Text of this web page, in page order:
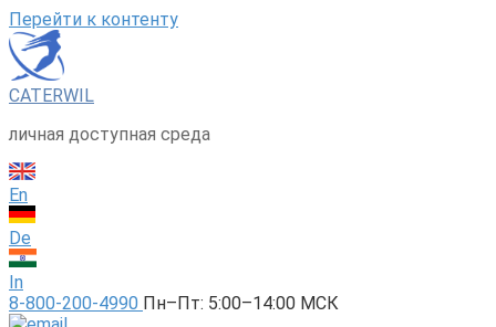
Перейти к контенту
CATERWIL
личная доступная среда
En
De
In
8-800-200-4990 Пн–Пт: 5:00–14:00 МСК